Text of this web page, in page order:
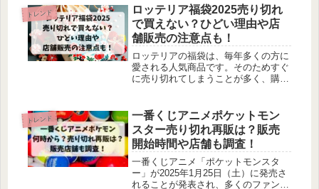
せん。特に、一番くじカラピチは、初
日の店頭での売り切れが心配ですよ
ね。一番くじカラピチの販売開始時刻
や取扱店舗、売り切れ時の再販情報に
ついて調べました。
トレンド
ロッテリア福袋2025売り切れ
で買えない？ひどい理由や店
舗販売の注意点も！
ロッテリアの福袋は、毎年多くの方に
愛される人気商品です。そのためすぐ
に売り切れてしまうことが多く、購入
福袋2025に関する最新情報をお届け
し、福袋の販売時間や再販情報、過去
の評判などの情報を調べました。
トレンド
一番くじアニメポケットモン
スター売り切れ再販は？販売
開始時間や店舗も調査！
一番くじアニメ「ポケットモンスタ
ー」が2025年1月25日（土）に発売さ
れることが発表され、多くのファンが